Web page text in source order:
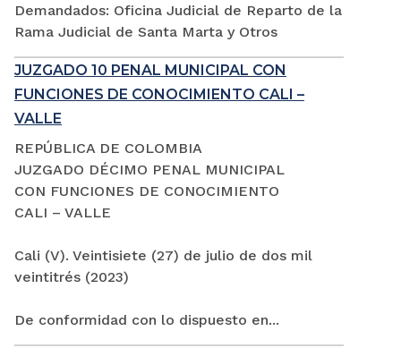
Demandados: Oficina Judicial de Reparto de la
Rama Judicial de Santa Marta y Otros
JUZGADO 10 PENAL MUNICIPAL CON
FUNCIONES DE CONOCIMIENTO CALI –
VALLE
REPÚBLICA DE COLOMBIA
JUZGADO DÉCIMO PENAL MUNICIPAL
CON FUNCIONES DE CONOCIMIENTO
CALI – VALLE
Cali (V). Veintisiete (27) de julio de dos mil
veintitrés (2023)
De conformidad con lo dispuesto en...